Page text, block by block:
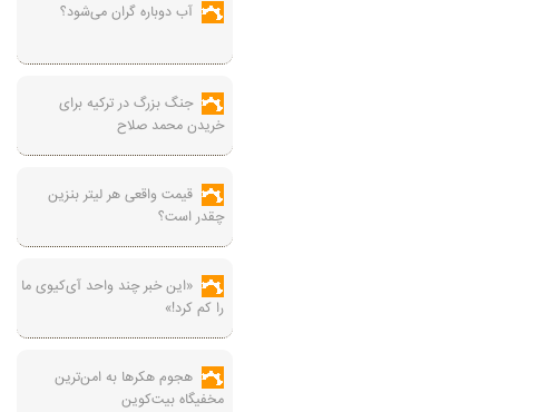
آب دوباره گران می‌شود؟
جنگ بزرگ در ترکیه برای
خریدن محمد صلاح
قیمت واقعی هر لیتر بنزین
چقدر است؟
«این خبر چند واحد آی‌کیوی ما
را کم کرد!»
هجوم هکرها به امن‌ترین
مخفیگاه بیت‌کوین